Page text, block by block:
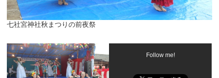
七社宮神社秋まつりの前夜祭
Follow me!